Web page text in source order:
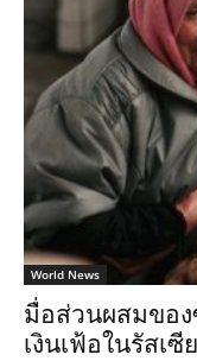
World News
มื่อส่วนผสมของ
เงินเฟ้อในรัสเซีย